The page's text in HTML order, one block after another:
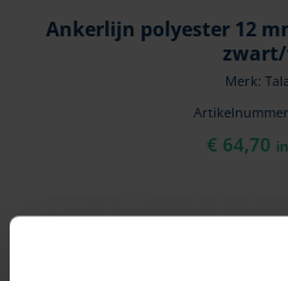
Ankerlijn polyester 12
Merk:
€ 64,70